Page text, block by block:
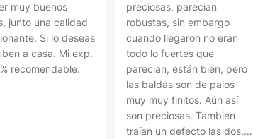
muy buenos
junto una calidad
Si lo deseas
a casa. Mi exp.
recomendable.
preciosas, parecian
robustas, sin embargo
cuando llegaron no eran
todo lo fuertes que
parecian, están bien, pero
las baldas son de palos
muy muy finitos. Aún así
son preciosas. Tambien
traían un defecto las dos,